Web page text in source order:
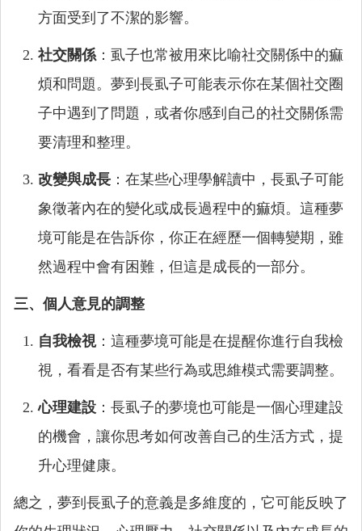
方面受到了不潔的影響。
社交關係：虱子也常被用來比喻社交關係中的痲
煩和問題。夢到長虱子可能表示你在某個社交圈
子中遇到了問題，或者你感到自己的社交關係需
要清理和整理。
改變與成長 ：在某些心理學解讀中，長虱子可能
象徵著內在的變化或成長過程中的痲煩。這種夢
境可能是在告訴你，你正在經歷一個轉變期，雖
然過程中會有困難，但這是成長的一部分。
三、個人意見的調整
自我檢視：這種夢境可能是在提醒你進行自我檢
視，看看是否有某些行為或思維模式需要調整。
心理建設 ：長虱子的夢境也可能是一個心理建設
的機會，讓你思考如何改善自己的生活方式，提
升心理健康。
總之，夢到長虱子的意義是多維度的，它可能反映了